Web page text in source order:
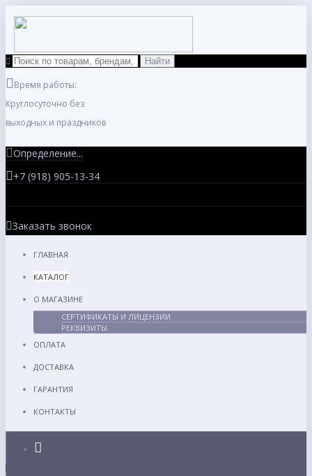
Время работы:
Круглосуточно без
выходных и праздников
Определение...
+7 (918) 905-13-34
Заказать звонок
ГЛАВНАЯ
КАТАЛОГ
О МАГАЗИНЕ
СЕРТИФИКАТЫ И ЛИЦЕНЗИИ
РЕКВИЗИТЫ
ОПЛАТА
ДОСТАВКА
ГАРАНТИЯ
КОНТАКТЫ